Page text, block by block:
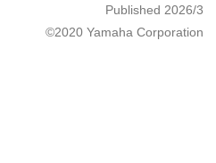
Published 2026/3
©2020 Yamaha Corporation